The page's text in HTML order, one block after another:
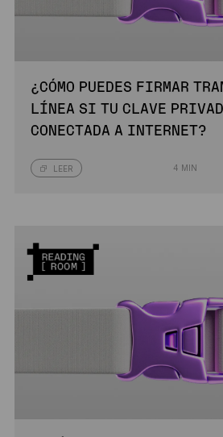
¿CÓMO PUEDES FIRMAR
LÍNEA SI TU CLAVE
CONECTADA A INTERNET?
LEER 4 MIN